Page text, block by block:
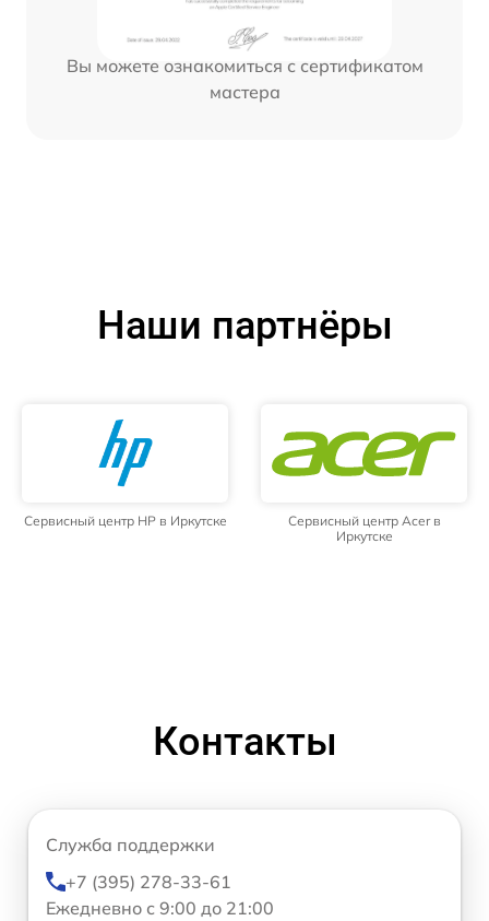
Вы можете ознакомиться с сертификатом
мастера
Наши партнёры
Сервисный центр HP в Иркутске
Сервисный центр Acer в
Иркутске
Контакты
Служба поддержки
+7 (395) 278-33-61
Ежедневно с 9:00 до 21:00